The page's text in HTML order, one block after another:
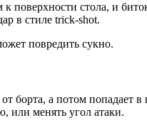
стола, и
в стиле trick-shot.
повредить сукно.
борта, а потом попадает
или менять угол атаки.